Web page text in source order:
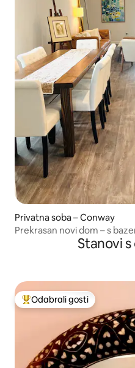
Privatna soba – Conway
Prekrasan novi dom – s
Stanovi
Među najviše rangiranima s
Odabrali gosti